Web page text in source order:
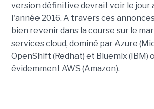
version définitive devrait voir le jour
l'année 2016. A travers ces
bien revenir dans la course sur le
services cloud, dominé par Azure
OpenShift (Redhat) et Bluemix (IBM)
évidemment AWS (Amazon).